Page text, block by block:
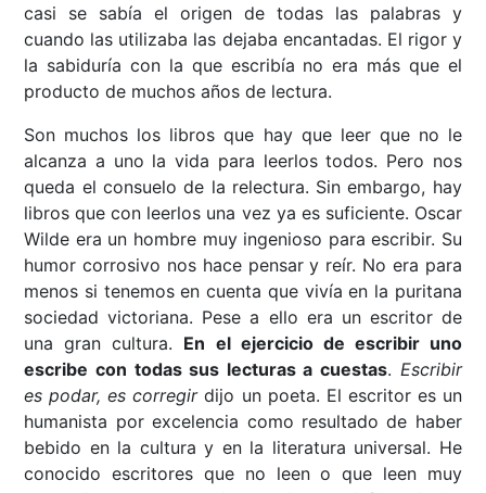
casi se sabía el origen de todas las palabras y
cuando las utilizaba las dejaba encantadas. El rigor y
la sabiduría con la que escribía no era más que el
producto de muchos años de lectura.
Son muchos los libros que hay que leer que no le
alcanza a uno la vida para leerlos todos. Pero nos
queda el consuelo de la relectura. Sin embargo, hay
libros que con leerlos una vez ya es suficiente. Oscar
Wilde era un hombre muy ingenioso para escribir. Su
humor corrosivo nos hace pensar y reír. No era para
menos si tenemos en cuenta que vivía en la puritana
sociedad victoriana. Pese a ello era un escritor de
una gran cultura. En el ejercicio de escribir uno
escribe con todas sus lecturas a cuestas. Escribir
es podar, es corregirdijo un poeta. El escritor es un
humanista por excelencia como resultado de haber
bebido en la cultura y en la literatura universal. He
conocido escritores que no leen o que leen muy